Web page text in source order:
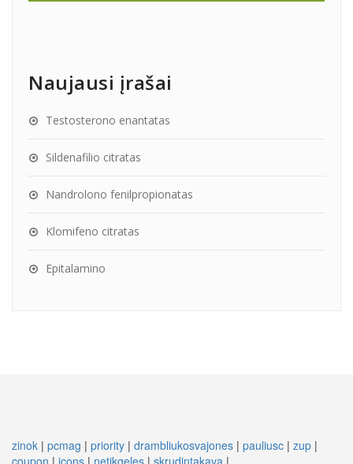
Naujausi įrašai
Testosterono enantatas
Sildenafilio citratas
Nandrolono fenilpropionatas
Klomifeno citratas
Epitalamino
zinok | pcmag | priority | drambliukosvajones | pauliusc | zup |
coupon | icons | netikgeles | skrudintakava |